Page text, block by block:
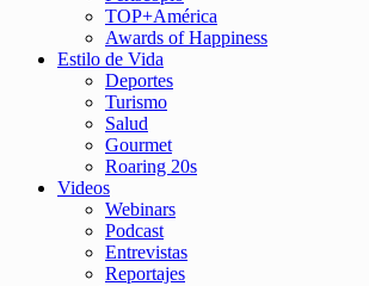
TOP+América
Awards of Happiness
Estilo de Vida
Deportes
Turismo
Salud
Gourmet
Roaring 20s
Videos
Webinars
Podcast
Entrevistas
Reportajes